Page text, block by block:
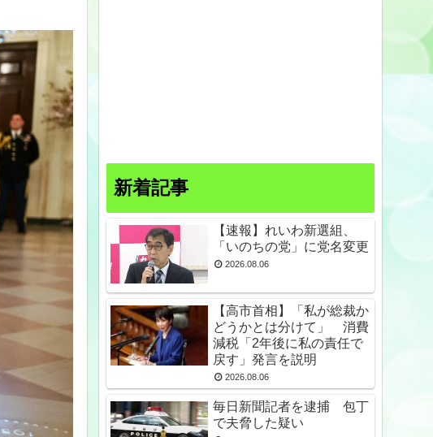
新着記事
【速報】れいわ新選組、
「いのちの党」に党名変更
2026.08.06
【高市首相】「私が総裁か
どうかとは分けて」 消費
減税「2年後に私の責任で
戻す」発言を説明
2026.08.06
毎日新聞記者を逮捕 包丁
で夫脅した疑い